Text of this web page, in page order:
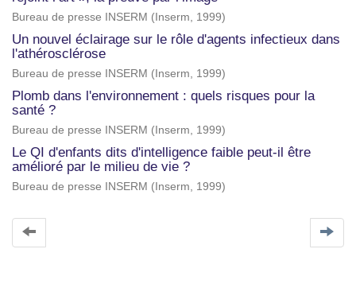
Bureau de presse INSERM ( Inserm, 1999)
Un nouvel éclairage sur le rôle d'agents infectieux dans
l'athérosclérose
Bureau de presse INSERM ( Inserm, 1999)
Plomb dans l'environnement : quels risques pour la
santé ?
Bureau de presse INSERM ( Inserm, 1999)
Le QI d'enfants dits d'intelligence faible peut-il être
amélioré par le milieu de vie ?
Bureau de presse INSERM ( Inserm, 1999)